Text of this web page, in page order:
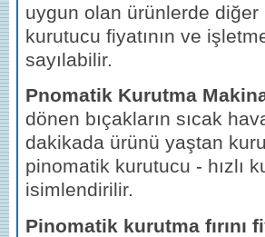
uygun olan ürünlerde diğer
kurutucu fiyatının ve
sayılabilir.
Pnomatik Kurutma
dönen bıçakların sıcak
dakikada ürünü yaştan
pinomatik kurutucu - hızlı
isimlendirilir.
Pinomatik kurutma fırını